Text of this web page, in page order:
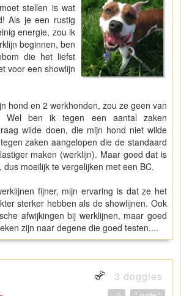
stellen is wat
Als je een rustig
energie, zou ik
beginnen, ben
die het liefst
voor een showlijn
hond en 2 werkhonden, zou ze geen van
Wel ben ik tegen een aantal zaken
wilde doen, die mijn hond niet wilde
zaken aangelopen die de standaard
maken (werklijn). Maar goed dat is
moeilijk te vergelijken met een BC.
fijner, mijn ervaring is dat ze het
sterker hebben als de showlijnen. Ook
afwijkingen bij werklijnen, maar goed
zijn naar degene die goed testen....
3 doggies